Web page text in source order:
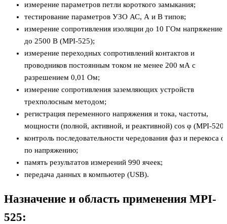
измерение параметров петли короткого замыкания;
тестирование параметров УЗО АС, А и В типов;
измерение сопротивления изоляции до 10 ГОм напряжением
до 2500 В (MPI-525);
измерение переходных сопротивлений контактов и
проводников постоянным током не менее 200 мА с
разрешением 0,01 Ом;
измерение сопротивления заземляющих устройств
трехполосным методом;
регистрация переменного напряжения и тока, частоты,
мощности (полной, активной, и реактивной) cos φ (MPI-
контроль последовательности чередования фаз и перекоса
по напряжению;
память результатов измерений 990 ячеек;
передача данных в компьютер (USB).
Назначение и область применения MPI-
525: